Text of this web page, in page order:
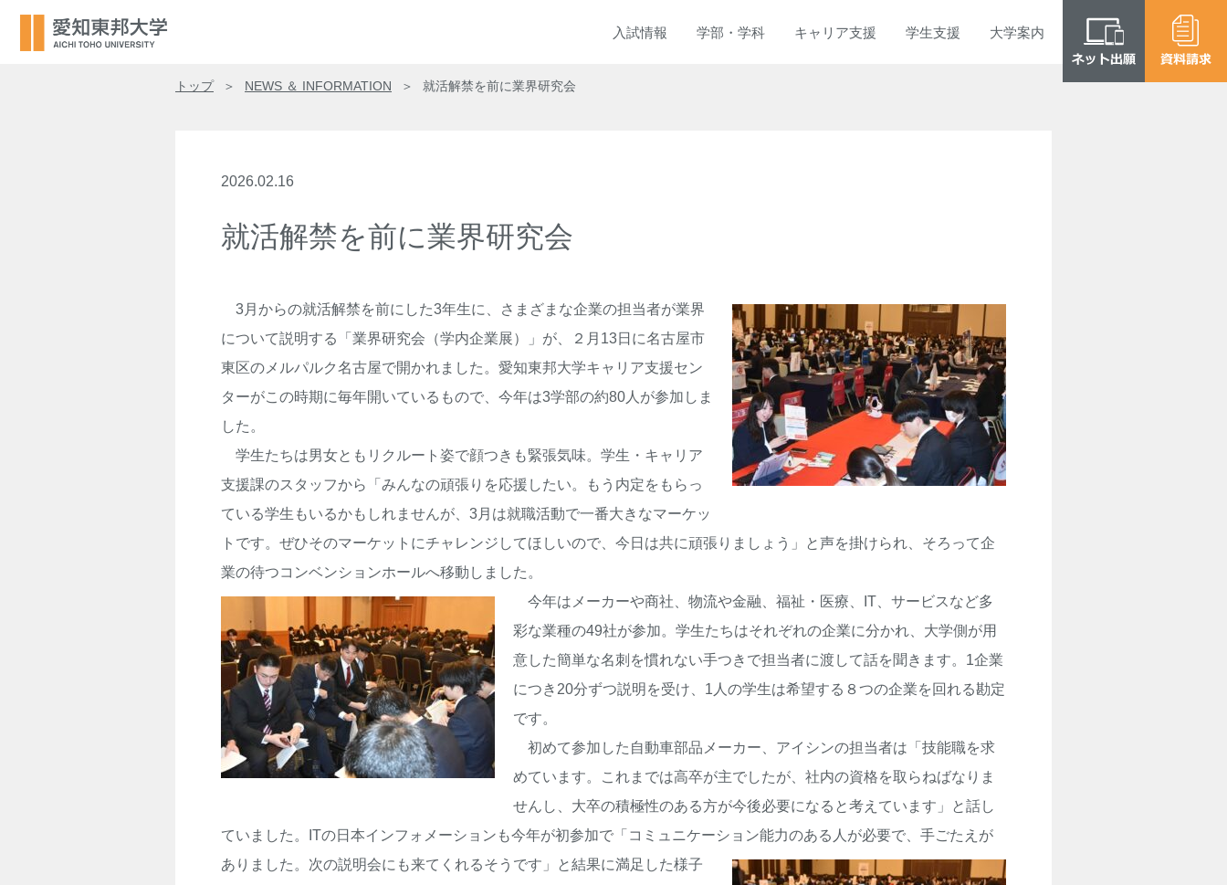
入試情報 学部 ・ 学科 キャリア支援 学生支援 大学案内
トップ NEWS ＆ INFORMATION 就活解禁を前に業界研究会
2026.02.16
就活解禁を前に業界研究会
3月からの就活解禁を前にした3年生に、さまざまな企業の担当者が業界
について説明する「業界研究会（学内企業展）」が、２月 13日に名古屋市
東区のメルパルク名古屋で開かれました。愛知東邦大学キャリア支援セン
ターがこの時期に毎年開いているもので、今年は3学部の約80 人が参加しま
した。
学生たちは男女ともリクルート姿で顔つきも緊張気味。学生・キャリア
支援課のスタッフから「みんなの頑張りを応援したい。もう内定をもらっ
ている学生もいるかもしれませんが、 3月は就職活動で一番大きなマーケッ
トです。ぜひそのマーケットにチャレンジしてほしいので、今日は共に頑張りましょう」と声を掛けられ、そろって企
業の待つコンベンションホールへ移動しました。
今年はメーカーや商社、物流や金融、福祉・医療、
IT 、サービスなど多
彩な業種の49社が参加。学生たちはそれぞれの企業に分かれ、大学側が用
意した簡単な名刺を慣れない手つきで担当者に渡して話を聞きます。 1企業
につき 20分ずつ説明を受け、 1 人の学生は希望する８つの企業を回れる勘定
です。
初めて参加した自動車部品メーカー、アイシンの担当者は「技能職を求
めています。これまでは高卒が主でしたが、社内の資格を取らねばなりま
せんし、大卒の積極性のある方が今後必要になると考えています」と話し
ていました。
ITの日本インフォメーションも今年が初参加で「コミュニケーション能力のある人が必要で、手ごたえが
ありました。次の説明会にも来てくれるそうです」と結果に満足した様子